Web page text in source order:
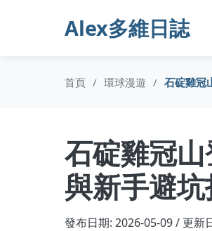
Alex多維日誌
首頁 / 環球漫遊 / 石碇雞冠
石碇雞冠
與新手避
發布日期: 2026-05-09 / 更新